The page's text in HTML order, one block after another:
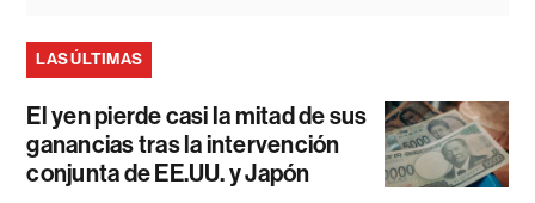
LAS ÚLTIMAS
El yen pierde casi la mitad de sus
ganancias tras la intervención
conjunta de EE.UU. y Japón